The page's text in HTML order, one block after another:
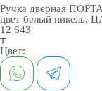
Ручка дверная
цвет белый никель,
12 643
₸
Цвет: